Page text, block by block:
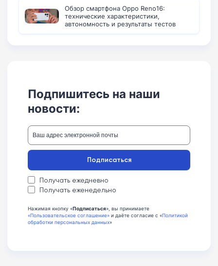
Обзор смартфона Oppo Reno16:
технические характеристики,
автономность и результаты тестов
Подпишитесь на наши
новости:
Получать ежедневно
Получать еженедельно
Подписаться
Нажимая кнопку «Подписаться», вы принимаете
«Пользовательское соглашение» и даёте согласие с «Политикой
обработки персональных данных»